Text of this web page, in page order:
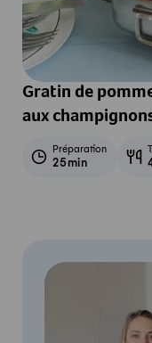
Gratin de
aux
Préparation
25min